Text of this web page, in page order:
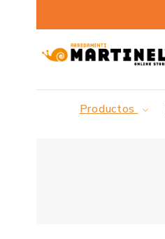
Productos